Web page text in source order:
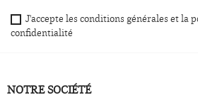
J'accepte les conditions générales et la
confidentialité
NOTRE SOCIÉTÉ